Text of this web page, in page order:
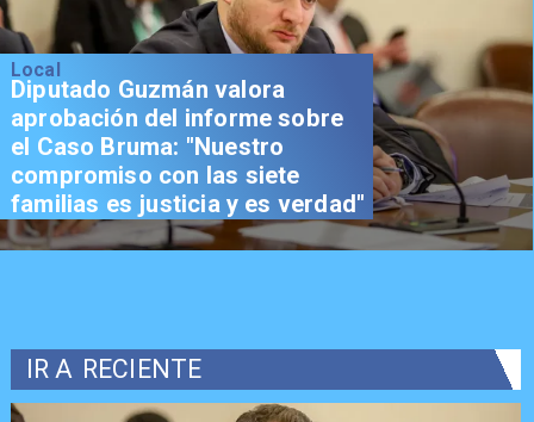
Local
Diputado Guzmán valora
aprobación del informe sobre
el Caso Bruma: "Nuestro
compromiso con las siete
familias es justicia y es verdad"
IR A RECIENTE